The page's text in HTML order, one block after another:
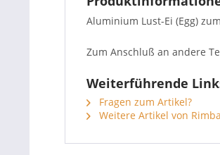
Aluminium Lust-Ei (Egg)
Zum Anschluß an andere
Weiterführende
Fragen zum Artikel?
Weitere Artikel von Rimba